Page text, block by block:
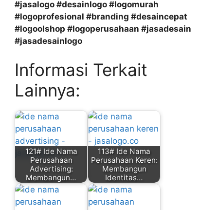
#jasalogo #desainlogo #logomurah
#logoprofesional #branding #desaincepat
#logoolshop #logoperusahaan #jasadesain
#jasadesainlogo
Informasi Terkait
Lainnya:
121# Ide Nama
Perusahaan
Advertising:
Membangun…
113# Ide Nama
Perusahaan Keren:
Membangun
Identitas…